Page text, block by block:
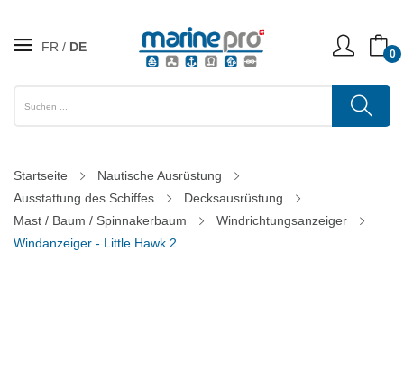
FR DE 0
Startseite
Nautische Ausrüstung
Ausstattung des Schiffes
Decksausrüstung
Mast / Baum / Spinnakerbaum
Windrichtungsanzeiger
Windanzeiger - Little Hawk 2